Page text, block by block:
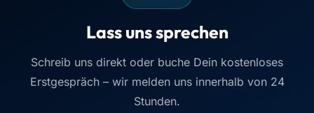
Lass uns sprechen
Schreib uns direkt oder buche Dein kostenloses
Erstgespräch – wir melden uns innerhalb von 24
Stunden.